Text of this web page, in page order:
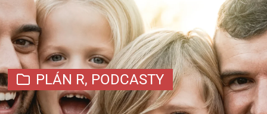
PLÁN R, PODCASTY